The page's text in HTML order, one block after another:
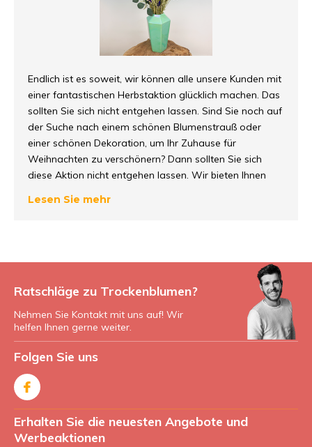
Endlich ist es soweit, wir können alle unsere Kunden mit
einer fantastischen Herbstaktion glücklich machen. Das
sollten Sie sich nicht entgehen lassen. Sind Sie noch auf
der Suche nach einem schönen Blumenstrauß oder
einer schönen Dekoration, um Ihr Zuhause für
Weihnachten zu verschönern? Dann sollten Sie sich
diese Aktion nicht entgehen lassen. Wir bieten Ihnen
Herbstkategorie.Der Rabattcode lautet: Herbst-
Lassen Sie sich diese Gelegenheit nicht entgehen!!!
Lesen Sie mehr
Ratschläge zu Trockenblumen?
Nehmen Sie Kontakt mit uns auf! Wir
helfen Ihnen gerne weiter.
Folgen Sie uns
Erhalten Sie die neuesten Angebote und
Werbeaktionen